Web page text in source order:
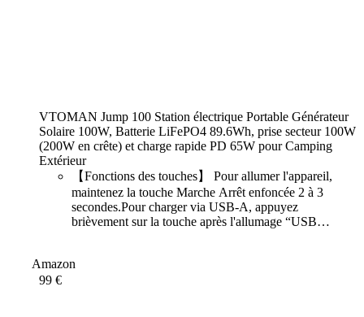
VTOMAN Jump 100 Station électrique Portable Générateur
Solaire 100W, Batterie LiFePO4 89.6Wh, prise secteur 100W
(200W en crête) et charge rapide PD 65W pour Camping
Extérieur
【Fonctions des touches】 Pour allumer l'appareil,
maintenez la touche Marche Arrêt enfoncée 2 à 3
secondes.Pour charger via USB‑A, appuyez
brièvement sur la touche après l'allumage “USB
Amazon
99 €